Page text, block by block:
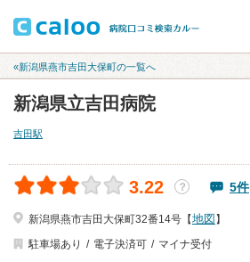
«新潟県燕市吉田大保町の一覧へ
新潟県立吉田病院
吉田駅
3.22 ？ 5件
新潟県燕市吉田大保町32番14号【地図 】
駐車場あり
電子決済可 マイナ受付